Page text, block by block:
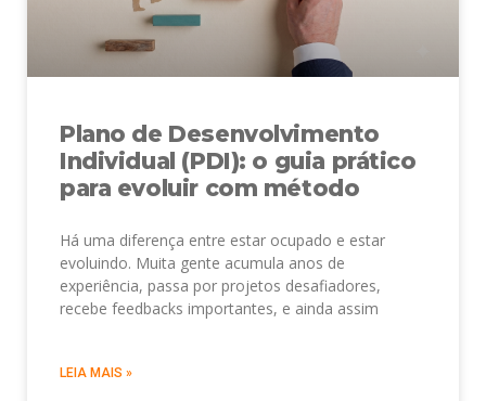
Plano de Desenvolvimento
Individual (PDI): o guia prático
para evoluir com método
Há uma diferença entre estar ocupado e estar
evoluindo. Muita gente acumula anos de
experiência, passa por projetos desafiadores,
recebe feedbacks importantes, e ainda assim
LEIA MAIS »